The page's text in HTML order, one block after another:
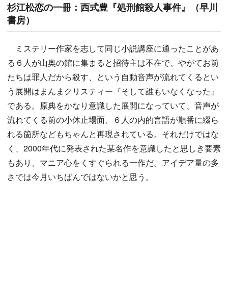
杉江松恋の一冊：西式豊『処刑館殺人事件』（早川
書房）
ミステリー作家を志して同じ小説講座に通ったことがあ
る６人が山奥の館に集まると招待主は不在で、やがてお前
たちは罪人だから殺す、という自動音声が流れてくるとい
う展開はまんまクリスティー『そして誰もいなくなった』
である。原典をかなり意識した展開になっていて、音声が
流れてくる前の小休止場面、６人の内的言語が順番に綴ら
れる箇所などもちゃんと再現されている。それだけではな
く、2000年代に発表された某名作を意識したと思しき要素
もあり、マニア心をくすぐられる一作だ。アイデア量の多
さでは今月いちばんではないかと思う。